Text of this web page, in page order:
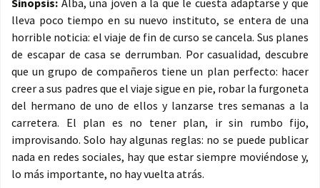
Sinopsis: Alba, una joven a la que le cuesta adaptarse y que
lleva poco tiempo en su nuevo instituto, se entera de una
horrible noticia: el viaje de fin de curso se cancela. Sus planes
de escapar de casa se derrumban. Por casualidad, descubre
que un grupo de compañeros tiene un plan perfecto: hacer
creer a sus padres que el viaje sigue en pie, robar la furgoneta
del hermano de uno de ellos y lanzarse tres semanas a la
carretera. El plan es no tener plan, ir sin rumbo fijo,
improvisando. Solo hay algunas reglas: no se puede publicar
nada en redes sociales, hay que estar siempre moviéndose y,
lo más importante, no hay vuelta atrás.